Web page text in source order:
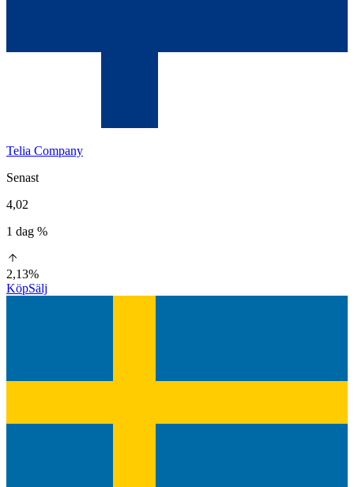
Telia Company
Senast
4,02
1 dag %
2,13%
KöpSälj